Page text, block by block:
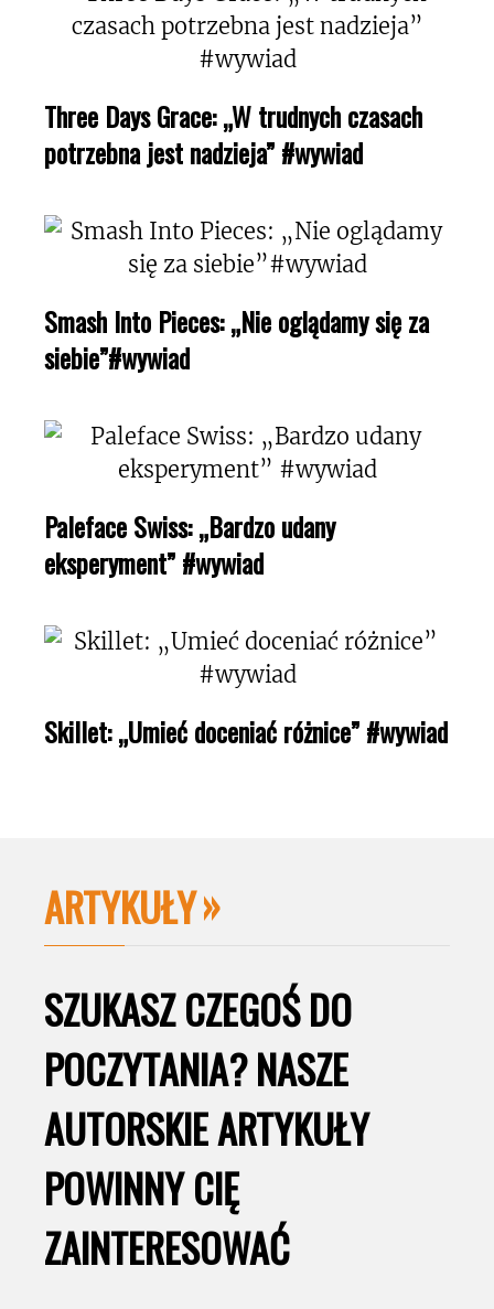
Three Days Grace: „W trudnych czasach
potrzebna jest nadzieja” #wywiad
Smash Into Pieces: „Nie oglądamy się za
siebie”#wywiad
Paleface Swiss: „Bardzo udany
eksperyment” #wywiad
Skillet: „Umieć doceniać różnice” #wywiad
ARTYKUŁY
SZUKASZ CZEGOŚ DO
POCZYTANIA? NASZE
AUTORSKIE ARTYKUŁY
POWINNY CIĘ
ZAINTERESOWAĆ